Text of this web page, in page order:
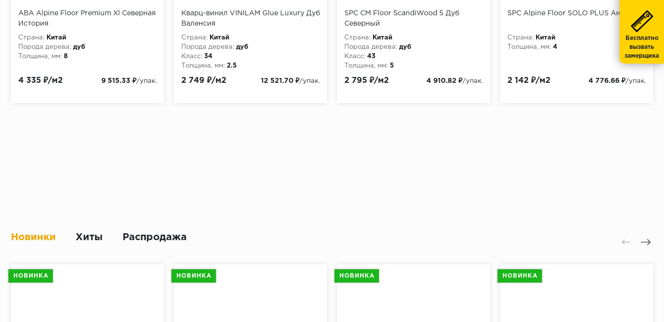
ABA Alpine Floor Premium Xl Северная
История
Страна:
Китай
Порода дерева: дуб
Толщина, мм: 8
4 335 ₽/м2 9 515.33 ₽/упак.
Кварц-винил VINILAM Glue Luxury Дуб
Валенсия
Страна:
Китай
Порода дерева: дуб
Класс: 34
Толщина, мм: 2.5
2 749 ₽/м2 12 521.70 ₽/упак.
SPC CM Floor ScandiWood 5 Дуб
Северный
Страна:
Китай
Порода дерева: дуб
Класс: 43
Толщина, мм: 5
2 795 ₽/м2 4 910.82 ₽/упак.
SPC Alpine Floor SOLO PLUS Анданте
Страна:
Китай
Толщина, мм: 4
2 142 ₽/м2 4 776.66 ₽/упак.
Новинки Хиты Распродажа
НОВИНКА НОВИНКА НОВИНКА НОВИНКА
Бесплатно
вызвать
замерщика